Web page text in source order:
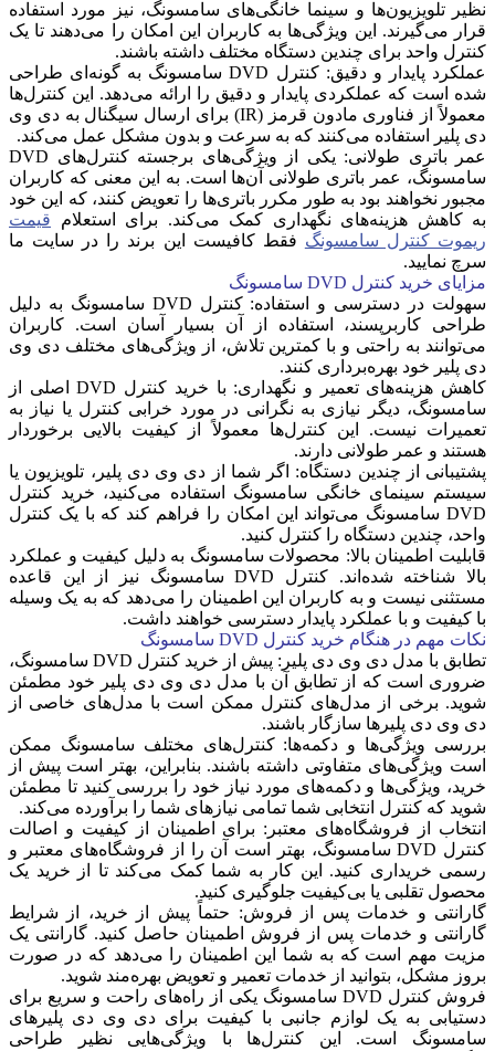
نظیر تلویزیون‌ها و سینما خانگی‌های سامسونگ، نیز مورد استفاده
قرار می‌گیرند. این ویژگی‌ها به کاربران این امکان را می‌دهند تا یک
کنترل واحد برای چندین دستگاه مختلف داشته باشند.
عملکرد پایدار و دقیق: کنترل DVD سامسونگ به گونه‌ای طراحی
شده است که عملکردی پایدار و دقیق را ارائه می‌دهد. این کنترل‌ها
معمولاً از فناوری مادون قرمز (IR) برای ارسال سیگنال به دی وی
دی پلیر استفاده می‌کنند که به سرعت و بدون مشکل عمل می‌کند.
عمر باتری طولانی: یکی از ویژگی‌های برجسته کنترل‌های DVD
سامسونگ، عمر باتری طولانی آن‌ها است. به این معنی که کاربران
مجبور نخواهند بود به طور مکرر باتری‌ها را تعویض کنند، که این خود
به کاهش هزینه‌های نگهداری کمک می‌کند. برای استعلام قیمت
ریموت کنترل سامسونگ فقط کافیست این برند را در سایت ما
سرچ نمایید.
مزایای خرید کنترل
سامسونگ
سهولت در دسترسی و استفاده: کنترل DVD سامسونگ به دلیل
طراحی کاربرپسند، استفاده از آن بسیار آسان است. کاربران
می‌توانند به راحتی و با کمترین تلاش، از ویژگی‌های مختلف دی وی
دی پلیر خود بهره‌برداری کنند.
کاهش هزینه‌های تعمیر و نگهداری: با خرید کنترل DVD اصلی از
سامسونگ، دیگر نیازی به نگرانی در مورد خرابی کنترل یا نیاز به
تعمیرات نیست. این کنترل‌ها معمولاً از کیفیت بالایی برخوردار
هستند و عمر طولانی دارند.
پشتیبانی از چندین دستگاه: اگر شما از دی وی دی پلیر، تلویزیون یا
سیستم سینمای خانگی سامسونگ استفاده می‌کنید، خرید کنترل
DVD سامسونگ می‌تواند این امکان را فراهم کند که با یک کنترل
واحد، چندین دستگاه را کنترل کنید.
قابلیت اطمینان بالا: محصولات سامسونگ به دلیل کیفیت و عملکرد
بالا شناخته شده‌اند. کنترل DVD سامسونگ نیز از این قاعده
مستثنی نیست و به کاربران این اطمینان را می‌دهد که به یک وسیله
با کیفیت و با عملکرد پایدار دسترسی خواهند داشت.
نکات مهم در هنگام خرید کنترل
سامسونگ
تطابق با مدل دی وی دی پلیر: پیش از خرید کنترل DVD سامسونگ،
ضروری است که از تطابق آن با مدل دی وی دی پلیر خود مطمئن
شوید. برخی از مدل‌های کنترل ممکن است با مدل‌های خاصی از
دی وی دی پلیرها سازگار باشند.
بررسی ویژگی‌ها و دکمه‌ها: کنترل‌های مختلف سامسونگ ممکن
است ویژگی‌های متفاوتی داشته باشند. بنابراین، بهتر است پیش از
خرید، ویژگی‌ها و دکمه‌های مورد نیاز خود را بررسی کنید تا مطمئن
شوید که کنترل انتخابی شما تمامی نیازهای شما را برآورده می‌کند.
انتخاب از فروشگاه‌های معتبر: برای اطمینان از کیفیت و اصالت
کنترل DVD سامسونگ، بهتر است آن را از فروشگاه‌های معتبر و
رسمی خریداری کنید. این کار به شما کمک می‌کند تا از خرید یک
محصول تقلبی یا بی‌کیفیت جلوگیری کنید.
گارانتی و خدمات پس از فروش: حتماً پیش از خرید، از شرایط
گارانتی و خدمات پس از فروش اطمینان حاصل کنید. گارانتی یک
مزیت مهم است که به شما این اطمینان را می‌دهد که در صورت
بروز مشکل، بتوانید از خدمات تعمیر و تعویض بهره‌مند شوید.
فروش کنترل DVD سامسونگ یکی از راه‌های راحت و سریع برای
دستیابی به یک لوازم جانبی با کیفیت برای دی وی دی پلیرهای
سامسونگ است. این کنترل‌ها با ویژگی‌هایی نظیر طراحی